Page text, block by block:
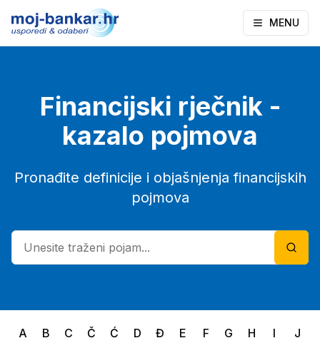
MENU
Financijski rječnik -
kazalo pojmova
Pronađite definicije i objašnjenja financijskih
pojmova
A B C Č Ć D Đ E F G H I
J